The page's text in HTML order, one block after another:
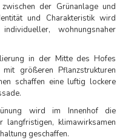
der Grünanlage und
und Charakteristik wird
wohnungsnaher
in der Mitte des Hofes
größeren Pflanzstrukturen
schaffen eine luftig lockere
wird im Innenhof die
langfristigen, klimawirksamen
geschaffen.